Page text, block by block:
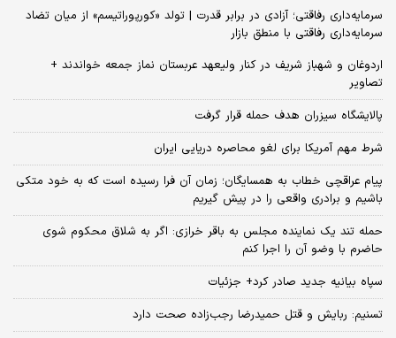
سرمایه‌داری رفاقتی؛ آزادی در برابر قدرت | تولد «کورپوراتیسم» از میان تضاد
سرمایه‌داری رفاقتی با منطق بازار
اردوغان و شهباز شریف در کنار ولیعهد عربستان نماز جمعه خواندند +
تصاویر
پالایشگاه سیزران هدف حمله قرار گرفت
شرط مهم آمریکا برای لغو محاصره دریایی ایران
پیام عراقچی خطاب به همسایگان؛ زمان آن فرا رسیده است که به خود متکی
باشیم و برادری واقعی را در پیش گیریم
حمله تند یک نماینده مجلس به باقر خرازی: اگر به شلاق محکوم شوی
حاضرم با وضو آن را اجرا کنم
سپاه بیانیه جدید صادر کرد+ جزئیات
تسنیم: ربایش و قتل حمیدرضا رجب‌زاده صحت دارد